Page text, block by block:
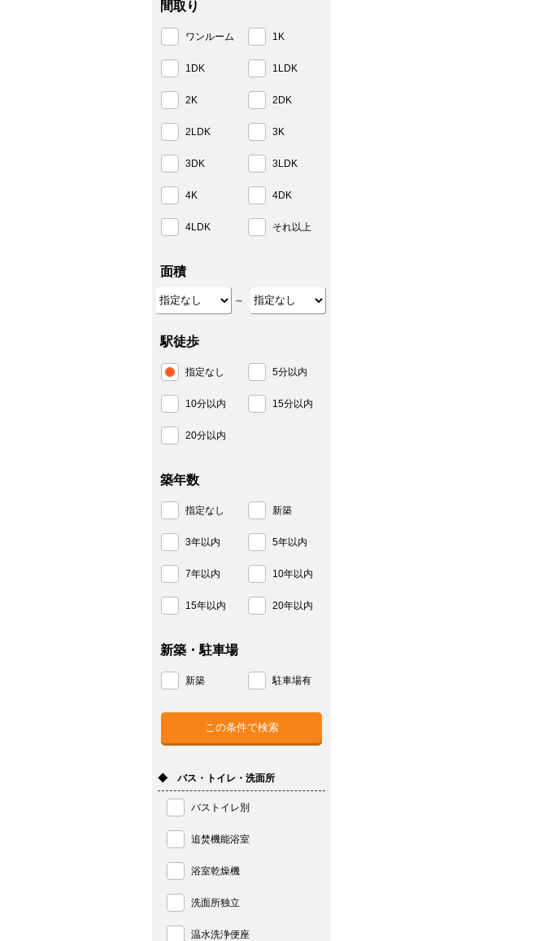
間取り
ワンルーム 1K
1DK 1LDK
2K 2DK
2LDK 3K
3DK 3LDK
4K 4DK
4LDK それ以上
面積
～
駅徒歩
指定なし 5分以内
10分以内 15分以内
20分以内
築年数
指定なし 新築
3年以内 5年以内
7年以内 10年以内
15年以内 20年以内
新築・駐車場
新築 駐車場有
◆ バス・トイレ・洗面所
バストイレ別
追焚機能浴室
浴室乾燥機
洗面所独立
温水洗浄便座